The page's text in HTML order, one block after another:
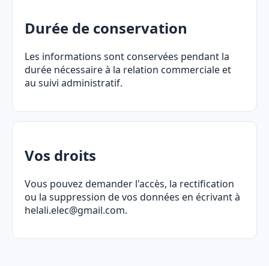
Durée de conservation
Les informations sont conservées pendant la
durée nécessaire à la relation commerciale et
au suivi administratif.
Vos droits
Vous pouvez demander l'accès, la rectification
ou la suppression de vos données en écrivant à
helali.elec@gmail.com.